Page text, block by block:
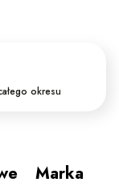
okresu
Marka